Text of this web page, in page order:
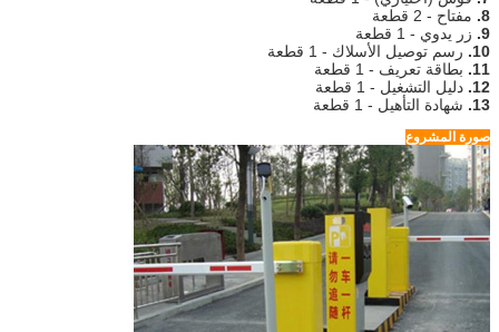
8. مفتاح - 2 قطعة
9. زر يدوي - 1 قطعة
10. رسم توصيل الأسلاك - 1 قطعة
11. بطاقة تعريف - 1 قطعة
12. دليل التشغيل - 1 قطعة
13. شهادة التأهيل - 1 قطعة
صورة المشروع